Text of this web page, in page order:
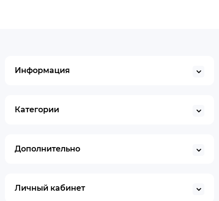
Информация
Категории
Дополнительно
Личный кабинет